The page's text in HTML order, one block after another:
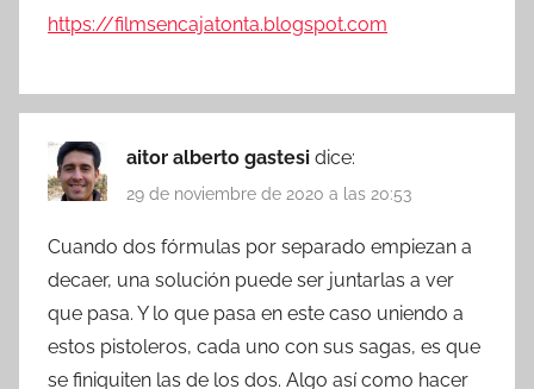
https://filmsencajatonta.blogspot.com
aitor alberto gastesi dice:
29 de noviembre de 2020 a las 20:53
Cuando dos fórmulas por separado empiezan a
decaer, una solución puede ser juntarlas a ver
que pasa. Y lo que pasa en este caso uniendo a
estos pistoleros, cada uno con sus sagas, es que
se finiquiten las de los dos. Algo así como hacer